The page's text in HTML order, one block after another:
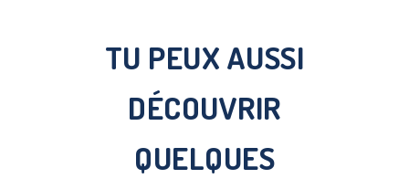
TU PEUX AUSSI
DÉCOUVRIR
QUELQUES